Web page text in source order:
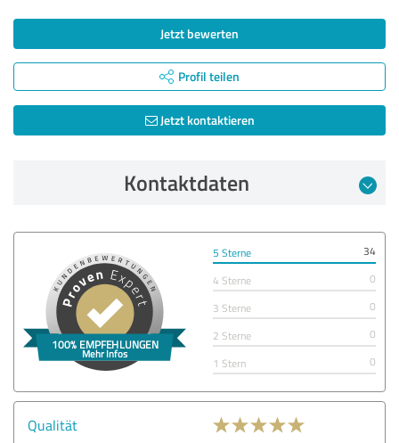
Jetzt bewerten
Profil teilen
Jetzt kontaktieren
Kontaktdaten
5 Sterne
34
4 Sterne
0
3 Sterne
0
2 Sterne
0
1 Stern
0
Qualität